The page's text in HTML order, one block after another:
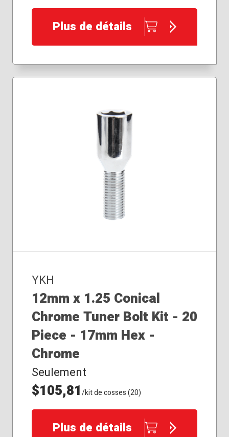
Plus de détails
YKH
12mm x 1.25 Conical
Chrome Tuner Bolt Kit - 20
Piece - 17mm Hex -
Chrome
Seulement
$105,81/kit de cosses (20)
Plus de détails